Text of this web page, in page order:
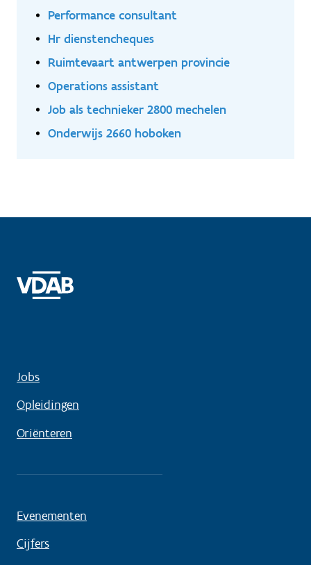
Performance consultant
Hr dienstencheques
Ruimtevaart antwerpen provincie
Operations assistant
Job als technieker 2800 mechelen
Onderwijs 2660 hoboken
Jobs
Opleidingen
Oriënteren
Evenementen
Cijfers